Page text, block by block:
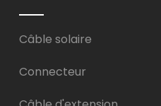
Câble solaire
Connecteur